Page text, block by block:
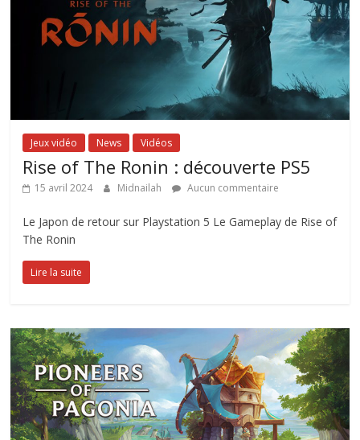
Jeux vidéo News Vidéos
Rise of The Ronin : découverte PS5
15 avril 2024 Midnailah Aucun commentaire
Le Japon de retour sur Playstation 5 Le Gameplay de Rise of
The Ronin
Lire la suite